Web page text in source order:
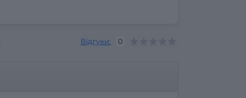
Відгуки: 0